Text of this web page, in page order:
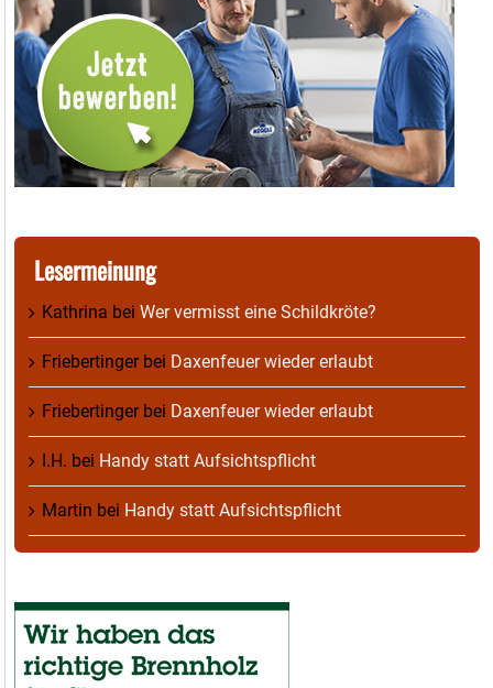
Lesermeinung
Kathrina bei Wer vermisst eine Schildkröte?
Friebertingerbei Daxenfeuer wieder erlaubt
Friebertingerbei Daxenfeuer wieder erlaubt
I.H. bei Handy statt Aufsichtspflicht
Martin bei Handy statt Aufsichtspflicht